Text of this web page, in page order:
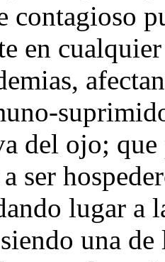
contagioso
en
del ojo; que
ser
lugar a
una